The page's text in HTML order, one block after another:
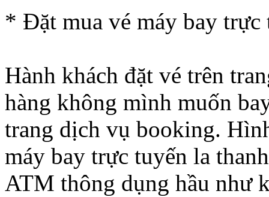
* Đặt mua vé máy bay trực
Hành khách đặt vé trên
hàng không mình muốn
trang dịch vụ booking.
máy bay trực tuyến la
ATM thông dụng hầu như